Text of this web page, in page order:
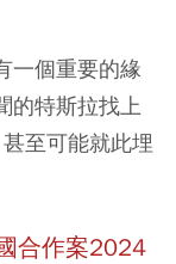
一個重要的緣
的特斯拉找上
至可能就此埋
合作案2024